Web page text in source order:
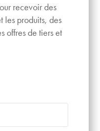
recevoir des
les produits, des
offres de tiers et